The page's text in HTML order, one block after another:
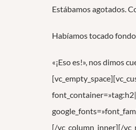
Estábamos agotados.
Habíamos tocado
«¡Eso es!», nos dimos
[/vc_column_inner][/